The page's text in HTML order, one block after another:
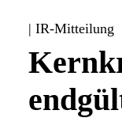
| IR-Mitteilung